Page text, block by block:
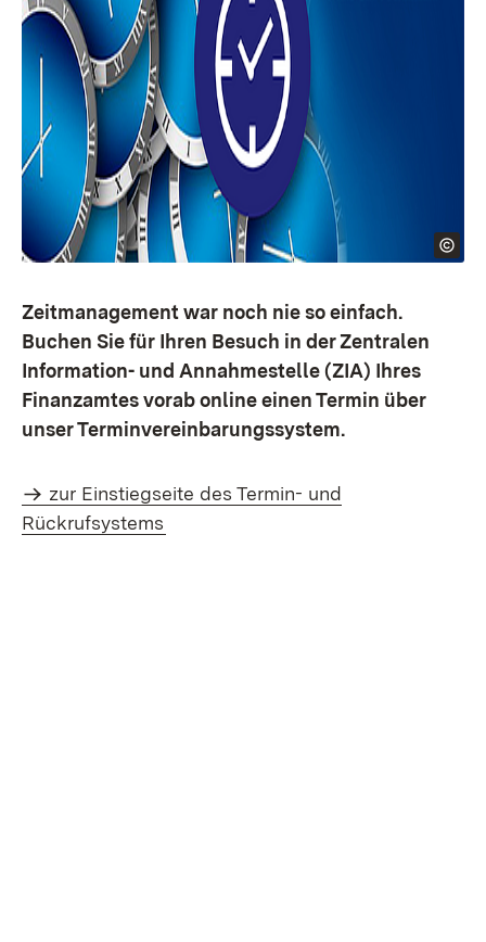
Zeitmanagement war noch nie so einfach.
Buchen Sie für Ihren Besuch in der Zentralen
Information- und Annahmestelle (ZIA) Ihres
Finanzamtes vorab online einen Termin über
unser Terminvereinbarungssystem.
zur Einstiegseite des Termin- und
Rückrufsystems